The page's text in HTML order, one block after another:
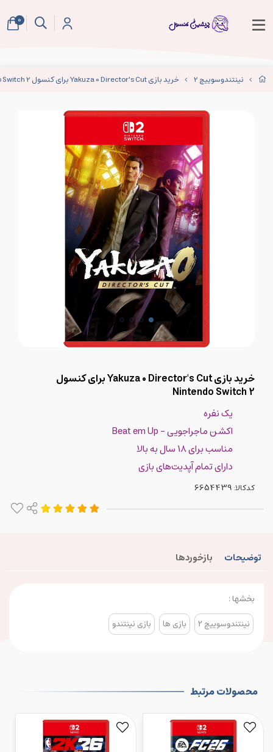
نینتندوسوییچ 2 خرید بازی Yakuza 0 Director's Cut برای کنسول Nintendo Switch 2
خرید بازی Yakuza 0 Director's Cut برای کنسول
Nintendo Switch 2
یک نفره
اکشن ماجراجویی - Beat em Up
مناسب برای ۱۸ سال به بالا
دارای تمام آپدیت‌های بازی
کدکالا:
توضیحات بازخوردها
بخشها :
نینتندوسوییچ 2 بازی ها بازی نینتندو
محصولات مرتبط
0